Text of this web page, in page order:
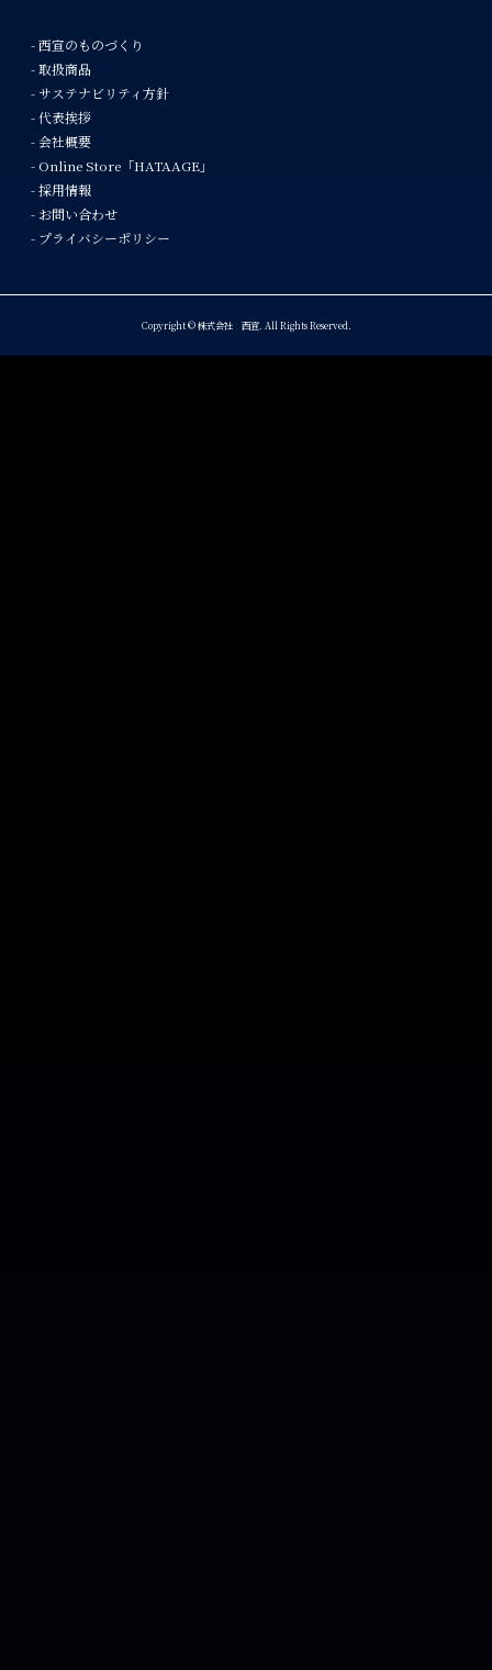
- 西宣のものづくり
- 取扱商品
- サステナビリティ方針
- 代表挨拶
- 会社概要
- Online Store「HATAAGE」
- 採用情報
- お問い合わせ
- プライバシーポリシー
Copyright © 株式会社 西宣. All Rights Reserved.